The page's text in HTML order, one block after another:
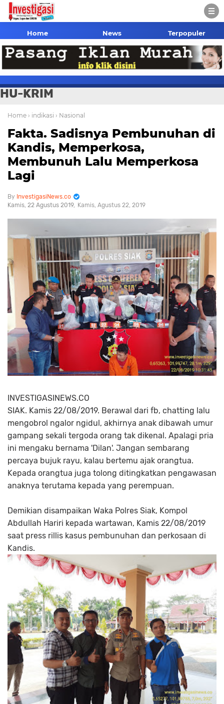
Home News Terpopuler
HU-KRIM
Home › indikasi › Nasional
Fakta. Sadisnya Pembunuhan di
Kandis, Memperkosa,
Membunuh Lalu Memperkosa
Lagi
InvestigasiNews.co
Kamis, 22 Agustus 2019
Kamis, Agustus 22, 2019
INVESTIGASINEWS.CO
SIAK. Kamis 22/08/2019. Berawal dari fb, chatting lalu
mengobrol ngalor ngidul, akhirnya anak dibawah umur
gampang sekali tergoda orang tak dikenal. Apalagi pria
ini mengaku bernama 'Dilan'. Jangan sembarang
percaya bujuk rayu, kalau bertemu ajak orangtua.
Kepada orangtua juga tolong ditingkatkan pengawasan
anaknya terutama kepada yang perempuan.
Demikian disampaikan Waka Polres Siak, Kompol
Abdullah Hariri kepada wartawan, Kamis 22/08/2019
saat press rillis kasus pembunuhan dan perkosaan di
Kandis.